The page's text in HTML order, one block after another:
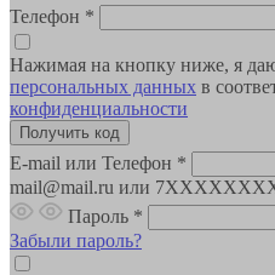
Телефон *
Нажимая на кнопку ниже, я
персональных данных в
конфиденциальности
E-mail или Телефон *
mail@mail.ru или
Пароль *
Забыли пароль?